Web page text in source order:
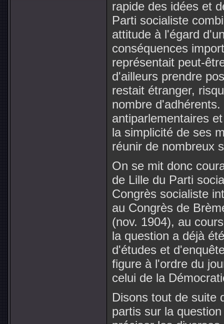
rapide des idées et
Parti socialiste
attitude à l'égard
conséquences
représentait peut-
d'ailleurs prendre
restait étranger,
nombre
antiparlementaires
la simplicité de ses
réunir de nombreux
On se mit donc
de Lille du Parti
Congrès socialiste
au Congrès de
(nov. 1904), au
la question a déjà
d'études et
figure à l'ordre du
celui de la
Disons tout de suite
partis sur la